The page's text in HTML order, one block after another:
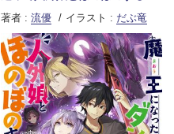
著者 : 流優 イラスト : だぶ竜